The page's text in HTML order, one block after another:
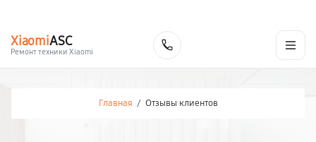
XiaomiASC
Ремонт техники Xiaomi
Главная / Отзывы клиентов